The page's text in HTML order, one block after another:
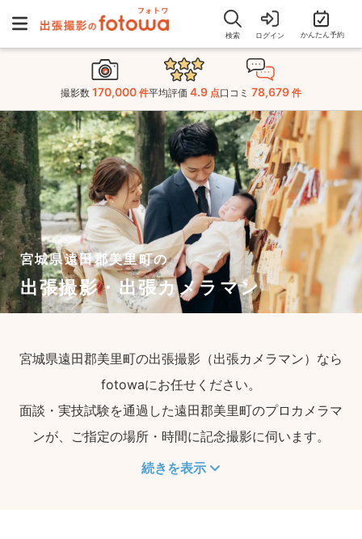
検索 ログイン かんたん予約
撮影数 170,000 件平均評価 4.9 点口コミ 78,679 件
宮城県遠田郡美里町の
出張撮影・出張カメラマン
宮城県遠田郡美里町の出張撮影（出張カメラマン）なら
fotowaにお任せください。
面談・実技試験を通過した遠田郡美里町のプロカメラマ
ンが、ご指定の場所・時間に記念撮影に伺います。
続きを表示